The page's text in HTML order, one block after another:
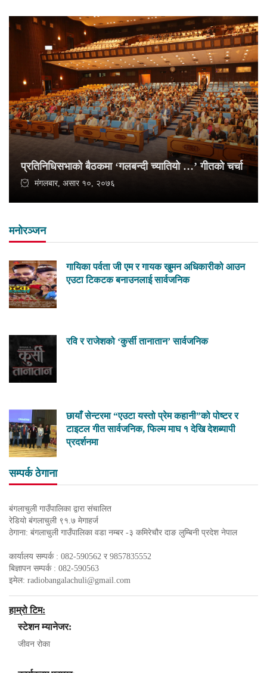
प्रतिनिधिसभाको बैठकमा ‘गलबन्दी च्यातियो …’ गीतको चर्चा
मंगलबार, असार १०, २०७६
मनोरञ्जन
गायिका पर्वता जी एम र गायक खुमन अधिकारीको आउन
एउटा टिकटक बनाउनलाई सार्वजनिक
रवि र राजेशको ‘कुर्सी तानातान’ सार्वजनिक
छायाँ सेन्टरमा “एउटा यस्तो प्रेम कहानी”को पोष्टर र
टाइटल गीत सार्वजनिक, फिल्म माघ १ देखि देशब्यापी
प्रदर्शनमा
सम्पर्क ठेगाना
बंगलाचुली गाउँपालिका द्वारा संचालित
रेडियो बंगलाचुली ९१.७ मेगाहर्ज
ठेगाना: बंगलाचुली गाउँपालिका वडा नम्बर -३ कमिरेचौर दाङ लुम्बिनी प्रदेश नेपाल
कार्यालय सम्पर्क : 082-590562 र 9857835552
बिज्ञापन सम्पर्क : 082-590563
इमेल: radiobangalachuli@gmail.com
हाम्रो टिम:
स्टेशन म्यानेजर:
जीवन रोका